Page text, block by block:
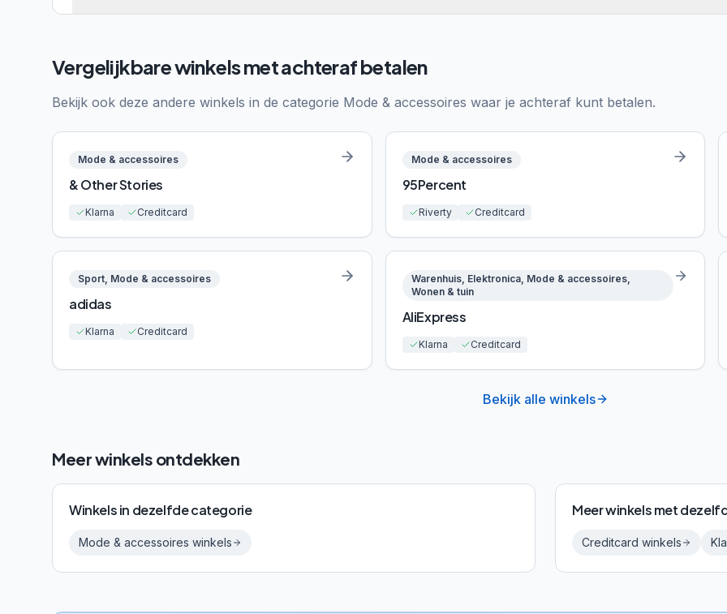
Vergelijkbare winkels met achteraf betalen
Bekijk ook deze andere winkels in de categorie Mode & accessoires waar je achteraf kunt betalen.
Mode & accessoires
& Other Stories
Klarna Creditcard
Mode & accessoires
95Percent
Riverty Creditcard
Sport, Mode & accessoires
adidas
Klarna Creditcard
Warenhuis, Elektronica, Mode & accessoires,
Wonen & tuin
AliExpress
Klarna Creditcard
Bekijk alle winkels
Meer winkels ontdekken
Winkels in dezelfde categorie
Mode & accessoires winkels
Meer winkels met
Creditcard winkels